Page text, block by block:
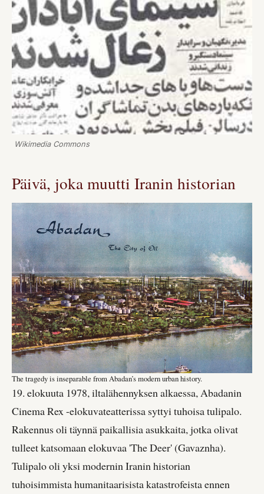
Wikimedia Commons
Päivä, joka muutti Iranin historian
The tragedy is inseparable from Abadan’s modern urban history.
19. elokuuta 1978, iltalähennyksen alkaessa, Abadanin
Cinema Rex -elokuvateatterissa syttyi tuhoisa tulipalo.
Rakennus oli täynnä paikallisia asukkaita, jotka olivat
tulleet katsomaan elokuvaa 'The Deer' (Gavaznha).
Tulipalo oli yksi modernin Iranin historian
tuhoisimmista humanitaarisista katastrofeista ennen